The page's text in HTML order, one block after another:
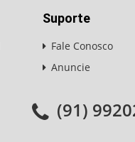
Suporte
Fale Conosco
Anuncie
(91)